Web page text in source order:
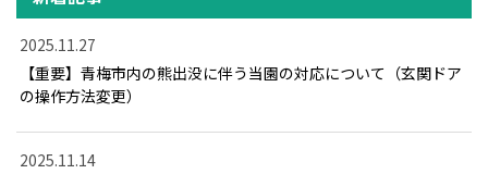
2025.11.27
【重要】青梅市内の熊出没に伴う当園の対応について（玄関ドア
の操作方法変更）
2025.11.14